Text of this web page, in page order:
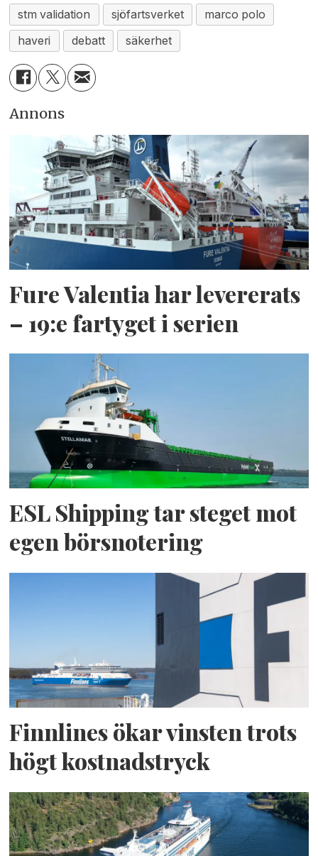
stm validation sjöfartsverket
marco polo
haveri
debatt säkerhet
Annons
Fure Valentia har levererats
– 19:e fartyget i serien
ESL Shipping tar steget mot
egen börsnotering
Finnlines ökar vinsten trots
högt kostnadstryck